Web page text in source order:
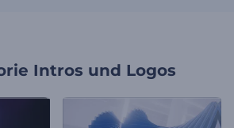
Intros und Logos